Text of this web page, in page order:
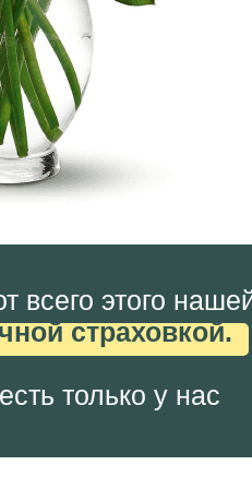
всего этого
страховкой.
только у нас